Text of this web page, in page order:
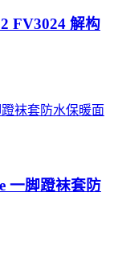
FV3024 解构
一脚蹬袜套防